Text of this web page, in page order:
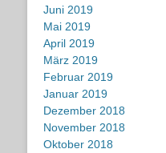
Juni 2019
Mai 2019
April 2019
März 2019
Februar 2019
Januar 2019
Dezember 2018
November 2018
Oktober 2018